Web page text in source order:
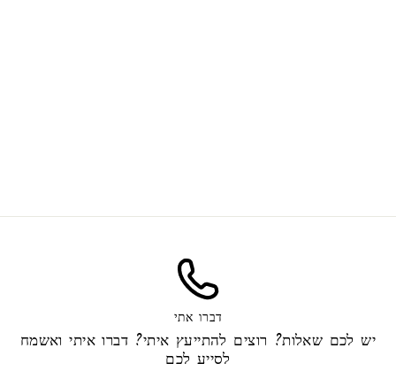
דברו אתי
יש לכם שאלות? רוצים להתייעץ איתי? דברו איתי ואשמח
לסייע לכם